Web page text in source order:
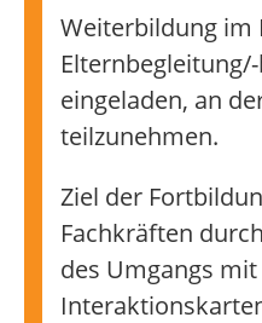
Weiterbildung im
eingeladen, an
teilzunehmen.
Ziel der
Fachkräften
des Umgangs mit